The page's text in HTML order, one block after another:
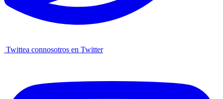
Twittea connosotros en Twitter